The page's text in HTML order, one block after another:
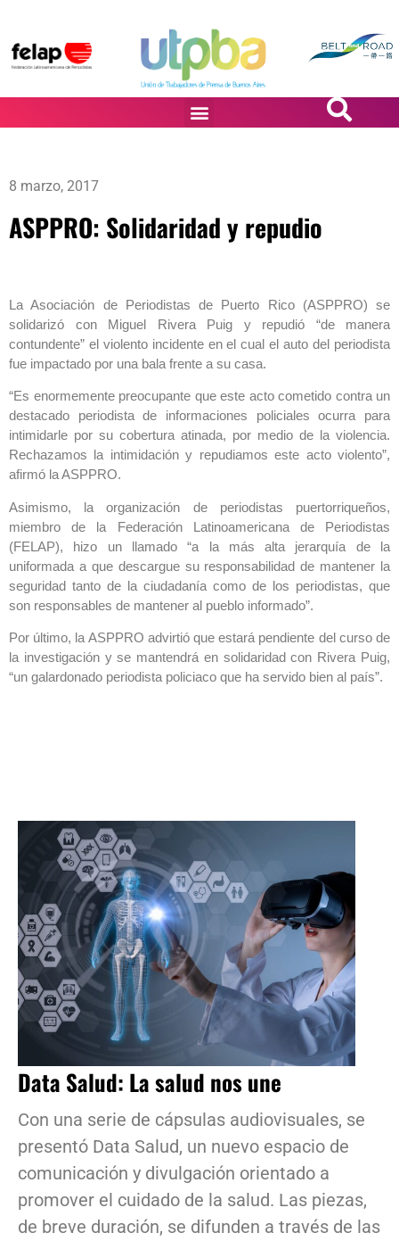
8 marzo, 2017
ASPPRO: Solidaridad y repudio
La Asociación de Periodistas de Puerto Rico (ASPPRO) se
solidarizó con Miguel Rivera Puig y repudió “de manera
contundente” el violento incidente en el cual el auto del periodista
fue impactado por una bala frente a su casa.
“Es enormemente preocupante que este acto cometido contra un
destacado periodista de informaciones policiales ocurra para
intimidarle por su cobertura atinada, por medio de la violencia.
Rechazamos la intimidación y repudiamos este acto violento”,
afirmó la ASPPRO.
Asimismo, la organización de periodistas puertorriqueños,
miembro de la Federación Latinoamericana de Periodistas
(FELAP), hizo un llamado “a la más alta jerarquía de la
uniformada a que descargue su responsabilidad de mantener la
seguridad tanto de la ciudadanía como de los periodistas, que
son responsables de mantener al pueblo informado”.
Por último, la ASPPRO advirtió que estará pendiente del curso de
la investigación y se mantendrá en solidaridad con Rivera Puig,
“un galardonado periodista policiaco que ha servido bien al país”.
Data Salud: La salud nos une
Con una serie de cápsulas audiovisuales, se
presentó Data Salud, un nuevo espacio de
comunicación y divulgación orientado a
promover el cuidado de la salud. Las piezas,
de breve duración, se difunden a través de las